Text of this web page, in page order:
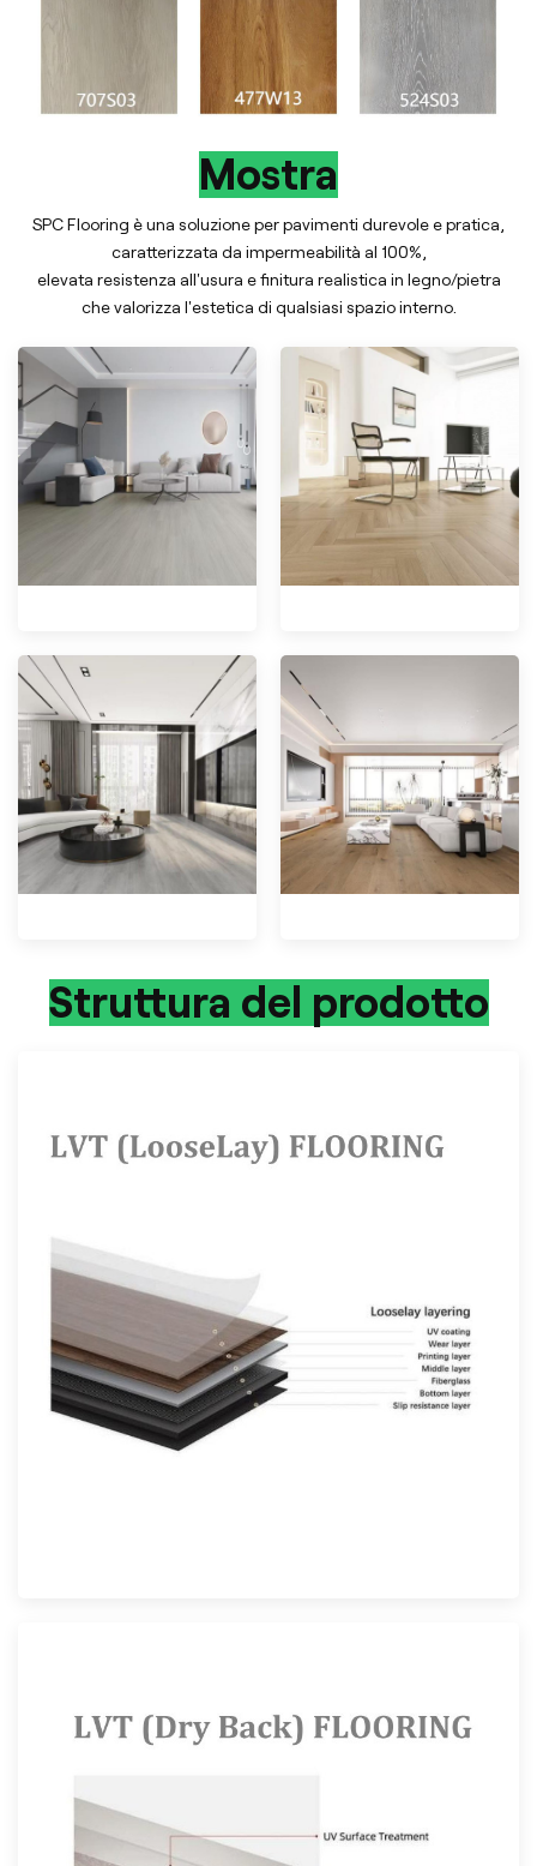
Mostra
SPC Flooring è una soluzione per pavimenti durevole e pratica,
caratterizzata da impermeabilità al 100%,
elevata resistenza all'usura e finitura realistica in legno/pietra
che valorizza l'estetica di qualsiasi spazio interno.
Struttura del prodotto